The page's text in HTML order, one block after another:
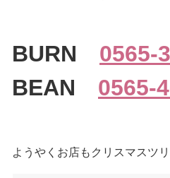
BURN 0565-
BEAN 0565-
ようやくお店もクリスマスツ